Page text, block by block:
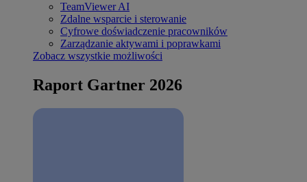
TeamViewer AI
Zdalne wsparcie i sterowanie
Cyfrowe doświadczenie pracowników
Zarządzanie aktywami i poprawkami
Zobacz wszystkie możliwości
Raport Gartner 2026